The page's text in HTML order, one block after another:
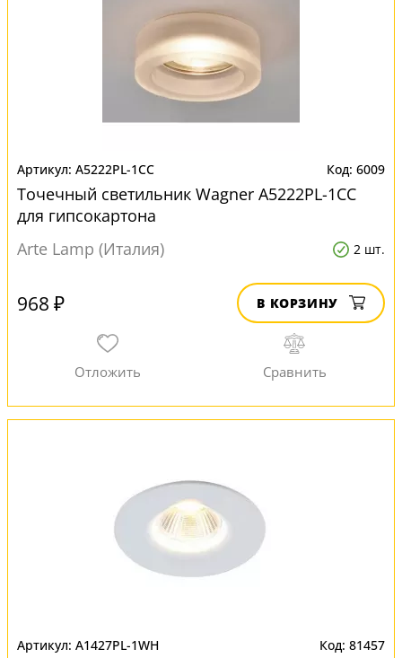
A5222PL-1CC 6009
Точечный светильник Wagner A5222PL-1CC
для гипсокартона
Arte Lamp (Италия)
2 шт.
968 ₽ В КОРЗИНУ
A1427PL-1WH 81457